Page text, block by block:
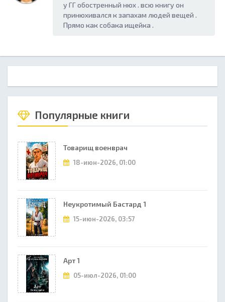
у ГГ обостренный нюх . всю книгу он
принюхивался к запахам людей вещей .
Прямо как собака ищейка .
Популярные книги
Товарищ военврач
18-июн-2026, 01:00
Неукротимый Бастард 1
15-июн-2026, 03:57
Арт 1
05-июл-2026, 01:00